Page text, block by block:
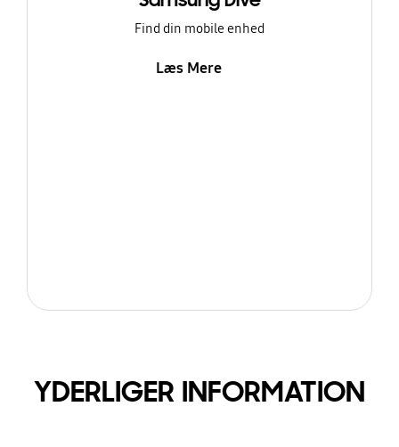
Find din mobile enhed
Læs Mere
YDERLIGER INFORMATION